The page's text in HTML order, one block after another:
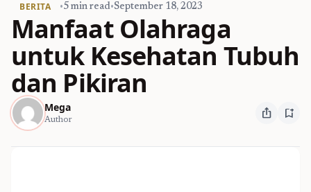
BERITA •5 min read•September 18, 2023
Manfaat Olahraga
untuk Kesehatan Tubuh
dan Pikiran
Mega
Author ios_share bookmark_add